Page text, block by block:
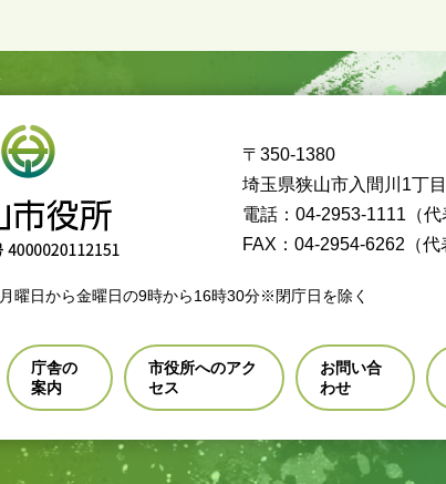
〒350-1380
埼玉県狭山市入間川1丁
電話：04-2953-1111（代
FAX：04-2954-6262（代
月曜日から金曜日の9時から16時30分※閉庁日を除く
庁舎の
案内
市役所へのアク
セス
お問い合
わせ